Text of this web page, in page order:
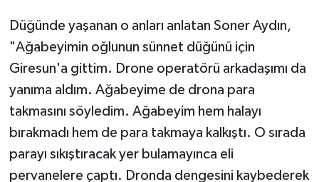
Düğünde yaşanan o anları anlatan Soner Aydın,
"Ağabeyimin oğlunun sünnet düğünü için
Giresun'a gittim. Drone operatörü arkadaşımı da
yanıma aldım. Ağabeyime de drona para
takmasını söyledim. Ağabeyim hem halayı
bırakmadı hem de para takmaya kalkıştı. O sırada
parayı sıkıştıracak yer bulamayınca eli
pervanelere çaptı. Dronda dengesini kaybederek